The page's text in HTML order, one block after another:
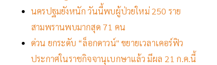
นครปฐมยังหนัก วันนี้พบผู้ป่วยใหม่ 250 ราย
สามพรานพบมากสุด 71 คน
ด่วน ยกระดับ “ล็อกดาวน์" ขยายเวลาเคอร์ฟิว
ประกาศในราชกิจจานุเบกษาแล้ว มีผล 21 ก.ค.นี้